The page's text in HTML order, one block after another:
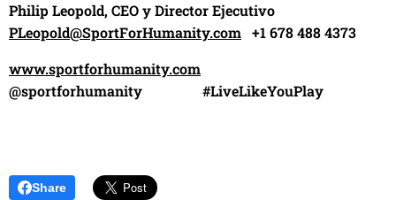
Philip Leopold, CEO y Director Ejecutivo
PLeopold@SportForHumanity.com +1 678 488 4373
www.sportforhumanity.com
@sportforhumanity #LiveLikeYouPlay
Share